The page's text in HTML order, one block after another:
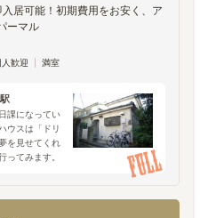
居可能！初期費用をお安く、ア
ーマル
歓迎 満室
課になってい
ウスは「ドリ
を見せてくれ
ってみます。
場所で、新